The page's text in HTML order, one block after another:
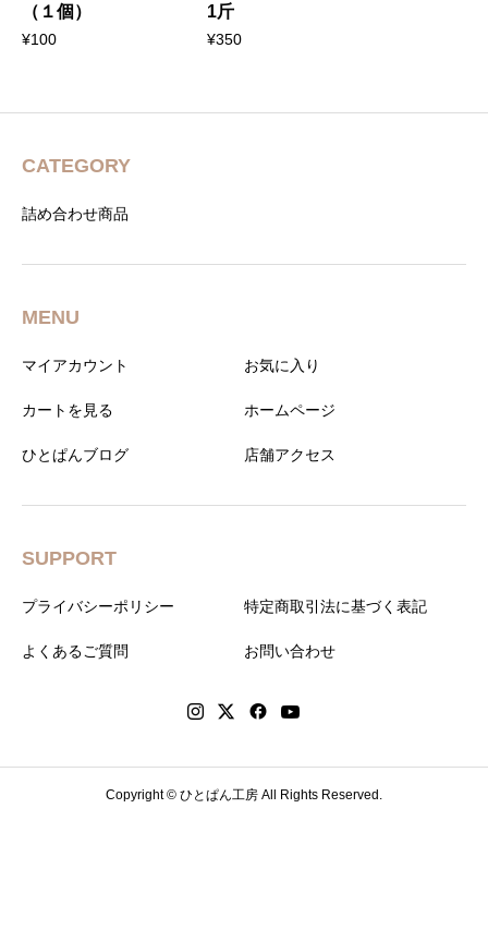
（１個）
¥100
1斤
¥350
CATEGORY
詰め合わせ商品
MENU
マイアカウント お気に入り
カートを見る ホームページ
ひとぱんブログ 店舗アクセス
SUPPORT
プライバシーポリシー 特定商取引法に基づく表記
よくあるご質問 お問い合わせ
Copyright © ひとぱん工房 All Rights Reserved.